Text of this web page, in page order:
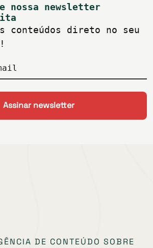
nossa newsletter
conteúdos direto no seu
DE CONTEÚDO SOBRE